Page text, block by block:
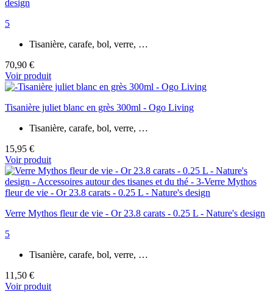
design
5
Tisanière, carafe, bol, verre, …
70,90 €
Voir produit
Tisanière juliet blanc en grès 300ml - Ogo Living
Tisanière, carafe, bol, verre, …
15,95 €
Voir produit
Verre Mythos fleur de vie - Or 23.8 carats - 0.25 L - Nature's design
5
Tisanière, carafe, bol, verre, …
11,50 €
Voir produit